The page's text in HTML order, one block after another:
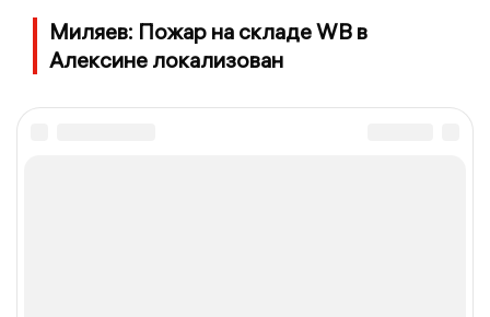
Миляев: Пожар на складе WB в
Алексине локализован